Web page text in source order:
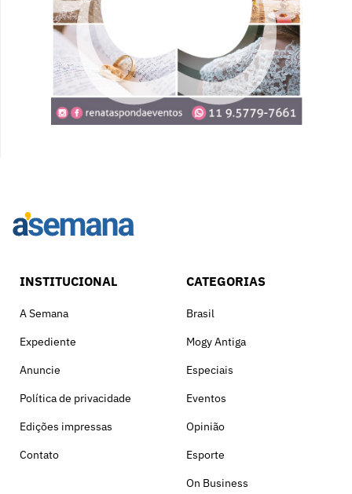
INSTITUCIONAL
A Semana
Expediente
Anuncie
Política de privacidade
Edições impressas
Contato
CATEGORIAS
Brasil
Mogy Antiga
Especiais
Eventos
Opinião
Esporte
On Business